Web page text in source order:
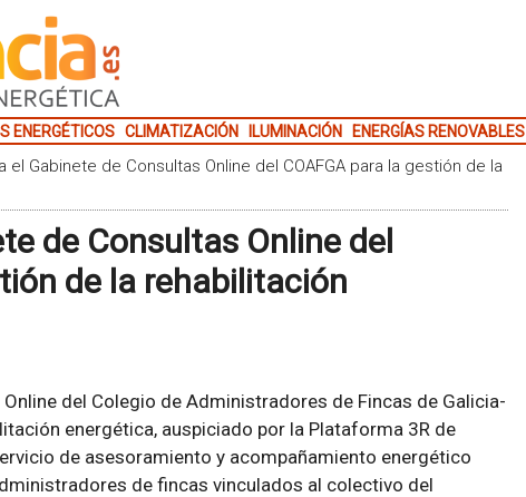
ENERGÉTICOS CLIMATIZACIÓN ILUMINACIÓN ENERGÍAS RENOVABLES
el Gabinete de Consultas Online del COAFGA para la gestión de la
de Consultas Online del
de la rehabilitación
del Colegio de Administradores de Fincas de Galicia-
energética, auspiciado por la Plataforma 3R de
de asesoramiento y acompañamiento energético
de fincas vinculados al colectivo del